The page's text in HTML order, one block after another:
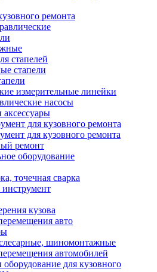
ремонта
стапелей
стапели
измерительные линейки
насосы
для кузовного ремонта
для кузовного ремонта
ремонт
оборудование
точечная сварка
кузова
авто
шиномонтажные
автомобилей
для кузовного